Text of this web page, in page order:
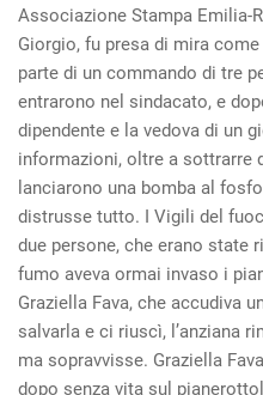
Associazione Stampa Emilia-
Giorgio, fu presa di mira
parte di un commando di tre
entrarono nel sindacato, e
dipendente e la vedova di un
informazioni, oltre a sottrarre
lanciarono una bomba al
distrusse tutto. I Vigili del
due persone, che erano state
fumo aveva ormai invaso i
Graziella Fava, che accudiva
salvarla e ci riuscì, l’anziana
ma sopravvisse. Graziella
dopo senza vita sul